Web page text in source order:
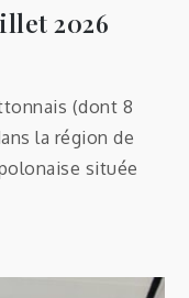
2026
(dont 8
la région de
située